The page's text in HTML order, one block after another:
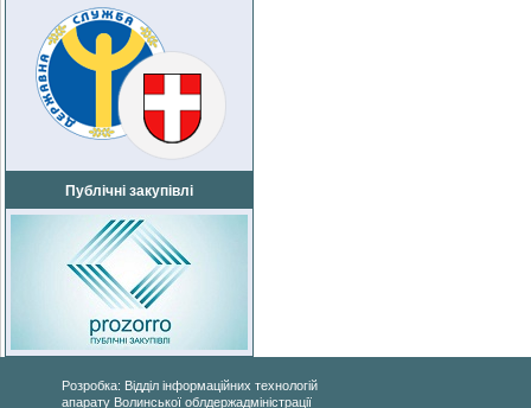
Публічні закупівлі
Розробка: Відділ інформаційних технологій
апарату Волинської облдержадміністрації